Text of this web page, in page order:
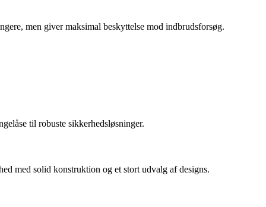
men giver maksimal beskyttelse mod indbrudsforsøg.
til robuste sikkerhedsløsninger.
med solid konstruktion og et stort udvalg af designs.